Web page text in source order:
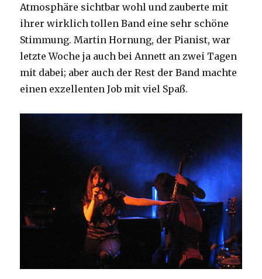
Atmosphäre sichtbar wohl und zauberte mit
ihrer wirklich tollen Band eine sehr schöne
Stimmung. Martin Hornung, der Pianist, war
letzte Woche ja auch bei Annett an zwei Tagen
mit dabei; aber auch der Rest der Band machte
einen exzellenten Job mit viel Spaß.